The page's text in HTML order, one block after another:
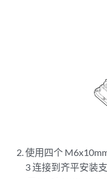
使用四个
3 连接到齐平安装